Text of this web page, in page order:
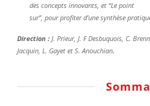
des concepts innovants, et “Le point
sur”, pour profiter d’une synthèse
Direction : J. Prieur, J. F Desbuquois, C.
Jacquin, L. Gayet et S. Anouchian.